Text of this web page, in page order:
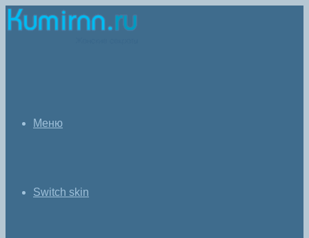
Меню
Switch skin